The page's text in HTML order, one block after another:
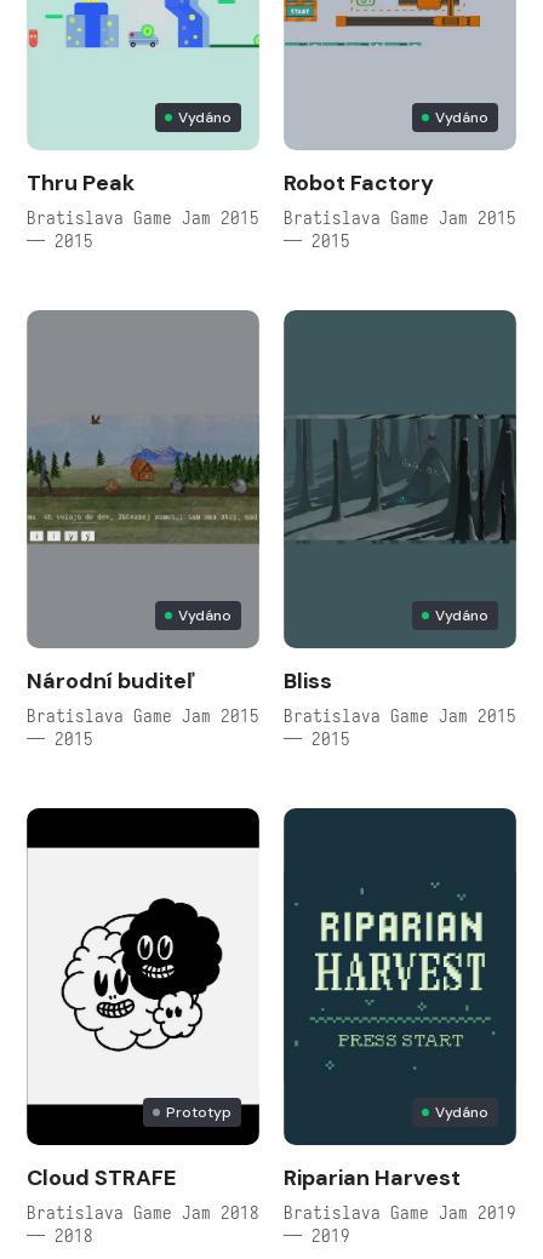
Vydáno
Thru Peak
Bratislava Game Jam 2015
— 2015
Vydáno
Robot Factory
Bratislava Game Jam 2015
— 2015
Vydáno
Národní buditeľ
Bratislava Game Jam 2015
— 2015
Vydáno
Bliss
Bratislava Game Jam 2015
— 2015
Prototyp
Cloud STRAFE
Bratislava Game Jam 2018
— 2018
Vydáno
Riparian Harvest
Bratislava Game Jam 2019
— 2019